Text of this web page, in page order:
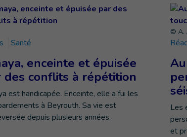
Santé
enceinte et épuisée
des conflits à répétition
est handicapée. Enceinte, elle a fui les
à Beyrouth. Sa vie est
depuis plusieurs années.
© A.
Les
et